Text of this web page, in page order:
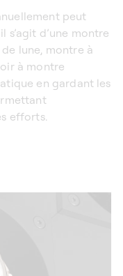
peut
s’agit d’une montre
lune, montre à
à montre
en gardant les
efforts.